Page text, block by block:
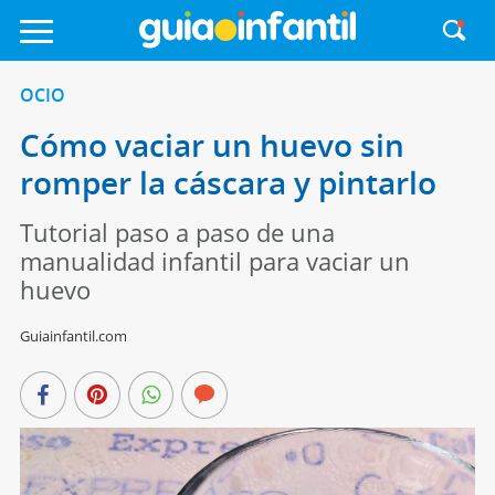
OCIO
Cómo vaciar un huevo sin
romper la cáscara y pintarlo
Tutorial paso a paso de una
manualidad infantil para vaciar un
huevo
Guiainfantil.com